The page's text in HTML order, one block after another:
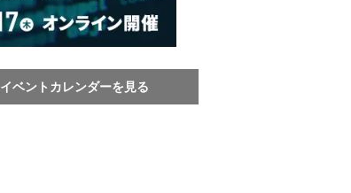
イベントカレンダーを見る